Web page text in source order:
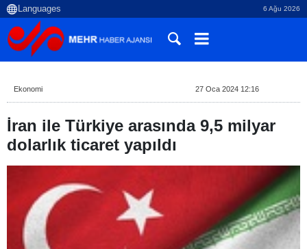
6 Ağu 2026
Ekonomi 27 Oca 2024 12:16
İran ile Türkiye arasında 9,5 milyar
dolarlık ticaret yapıldı